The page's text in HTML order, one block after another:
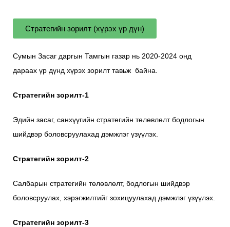
Стратегийн зорилт (хүрэх үр дүн)
Сумын Засаг даргын Тамгын газар нь 2020-2024 онд
дараах үр дүнд хүрэх зорилт тавьж байна.
Стратегийн зорилт-1
Эдийн засаг, санхүүгийн стратегийн төлөвлөлт бодлогын
шийдвэр боловсруулахад дэмжлэг үзүүлэх.
Стратегийн зорилт-2
Салбарын стратегийн төлөвлөлт, бодлогын шийдвэр
боловсруулах, хэрэгжилтийг зохицуулахад дэмжлэг үзүүлэх.
Стратегийн зорилт-3